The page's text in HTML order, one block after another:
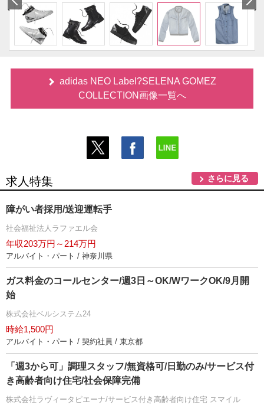
adidas NEO Label?SELENA GOMEZ
COLLECTION画像一覧へ
求人特集 さらに見る
障がい者採用/送迎運転手
社会福祉法人ラファエル会
年収203万円～214万円
アルバイト・パート / 神奈川県
ガス料金のコールセンター/週3日～OK/WワークOK/9月開
始
株式会社ベルシステム24
時給1,500円
アルバイト・パート / 契約社員 / 東京都
「週3から可」調理スタッフ/無資格可/日勤のみ/サービス付
き高齢者向け住宅/社会保障完備
株式会社ラヴィータピエーナ/サービス付き高齢者向け住宅 スマイル